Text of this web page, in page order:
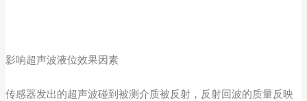
影响超声波液位效果因素
传感器发出的超声波碰到被测介质被反射，反射回波的质量反映